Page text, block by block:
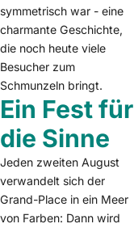
symmetrisch war - eine
charmante Geschichte,
die noch heute viele
Besucher zum
Schmunzeln bringt.
Ein Fest für
die Sinne
Jeden zweiten August
verwandelt sich der
Grand-Place in ein Meer
von Farben: Dann wird